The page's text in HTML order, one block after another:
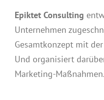
Epiktet Consulting
Unternehmen
Gesamtkonzept mit
Und organisiert
Marketing-Maßnahmen.